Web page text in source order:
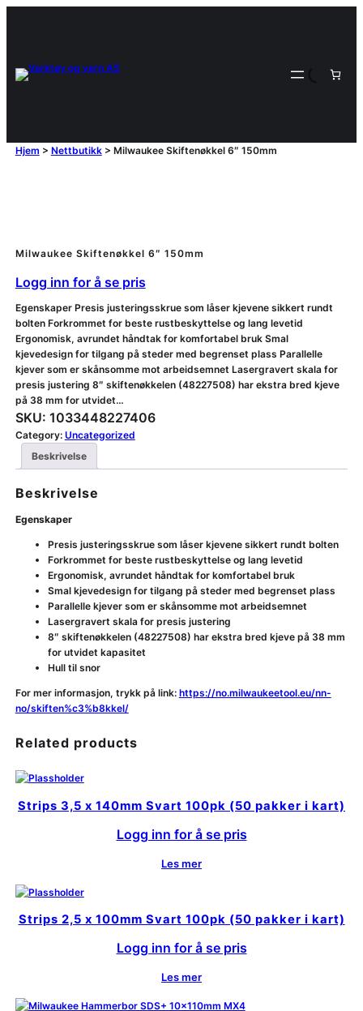
Hjem > Nettbutikk> Milwaukee Skiftenøkkel 6″ 150mm
Milwaukee Skiftenøkkel 6″ 150mm
Logg inn for å se pris
Egenskaper Presis justeringsskrue som låser kjevene sikkert rundt
bolten Forkrommet for beste rustbeskyttelse og lang levetid
Ergonomisk, avrundet håndtak for komfortabel bruk Smal
kjevedesign for tilgang på steder med begrenset plass Parallelle
kjever som er skånsomme mot arbeidsemnet Lasergravert skala for
presis justering 8″ skiftenøkkelen (48227508) har ekstra bred kjeve
på 38 mm for utvidet…
SKU: 1033448227406
Category: Uncategorized
Beskrivelse
Beskrivelse
Egenskaper
Presis justeringsskrue som låser kjevene sikkert rundt bolten
Forkrommet for beste rustbeskyttelse og lang levetid
Ergonomisk, avrundet håndtak for komfortabel bruk
Smal kjevedesign for tilgang på steder med begrenset plass
Parallelle kjever som er skånsomme mot arbeidsemnet
Lasergravert skala for presis justering
8″ skiftenøkkelen (48227508) har ekstra bred kjeve på 38 mm
for utvidet kapasitet
Hull til snor
For mer informasjon, trykk på link: https://no.milwaukeetool.eu/nn-
no/skiften%c3%b8kkel/
Related products
Strips 3,5 x 140mm Svart 100pk (50 pakker i kart)
Logg inn for å se pris
Les mer
Strips 2,5 x 100mm Svart 100pk (50 pakker i kart)
Logg inn for å se pris
Les mer